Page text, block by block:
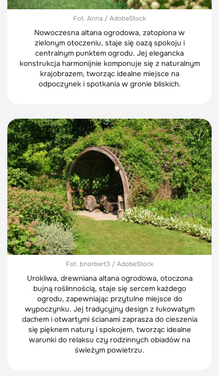
Fot. Anna / AdobeStock
Nowoczesna altana ogrodowa, zatopiona w
zielonym otoczeniu, staje się oazą spokoju i
centralnym punktem ogrodu. Jej elegancka
konstrukcja harmonijnie komponuje się z naturalnym
krajobrazem, tworząc idealne miejsce na
odpoczynek i spotkania w gronie bliskich.
Fot. bnorbert3 / AdobeStock
Urokliwa, drewniana altana ogrodowa, otoczona
bujną roślinnością, staje się sercem każdego
ogrodu, zapewniając przytulne miejsce do
wypoczynku. Jej tradycyjny design z łukowatym
dachem i otwartymi ścianami zaprasza do cieszenia
się pięknem natury i spokojem, tworząc idealne
warunki do relaksu czy rodzinnych obiadów na
świeżym powietrzu.